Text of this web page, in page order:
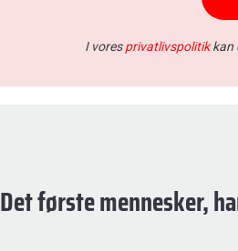
Det første mennesker,